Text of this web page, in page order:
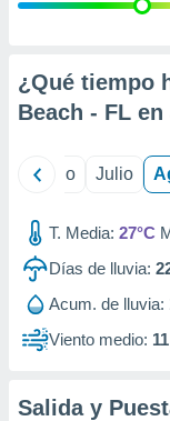
e
mediante
publicidad
de
1199
¿Qué tiempo
Beach - FL en
Junio Julio
T. Media: 27°C
Días de lluvia:
Acum. de lluvia:
Viento medio:
Salida y